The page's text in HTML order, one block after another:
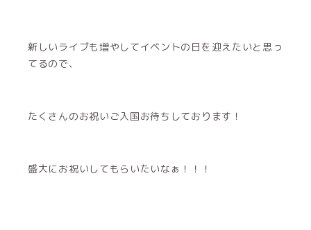
新しいライブも増やしてイベントの日を迎えたいと思っ
てるので、
たくさんのお祝いご入国お待ちしております！
盛大にお祝いしてもらいたいなぁ！！！